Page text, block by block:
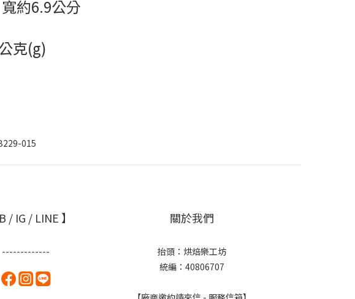
約6.9公分
克(g)
/ IG / LINE 】
-------------
關於我們
抬頭：烘焙樂工坊
統編：40806707